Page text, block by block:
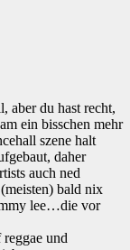
aber du hast recht,
ein bisschen mehr
szene halt
daher
auch ned
bald nix
lee…die vor
reggae und